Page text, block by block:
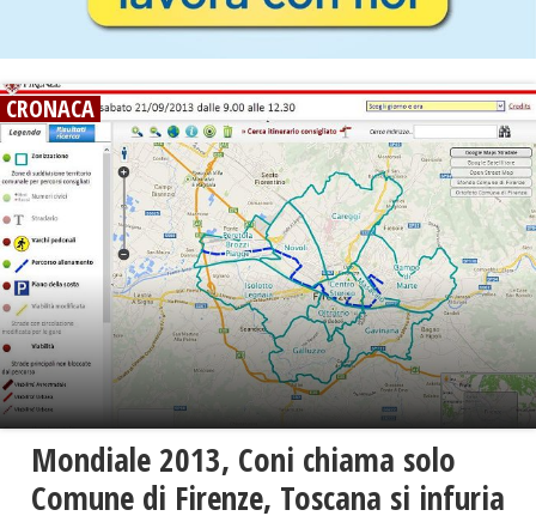
CRONACA
Mondiale 2013, Coni chiama solo
Comune di Firenze, Toscana si infuria